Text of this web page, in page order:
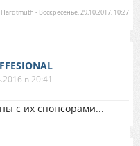
Hardtmuth - Воскресенье, 29.10.2017, 10:27
в 20:41
с их спонсорами...